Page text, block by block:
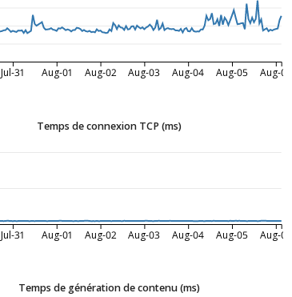
Jul-31 Aug-01 Aug-02 Aug-03 Aug-04 Aug-05 Aug-06
Temps de connexion TCP (ms)
Jul-31 Aug-01 Aug-02 Aug-03 Aug-04 Aug-05 Aug-06
Temps de génération de contenu (ms)